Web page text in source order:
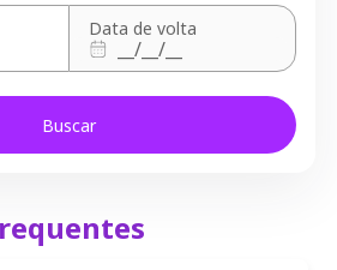
Data de volta
Buscar